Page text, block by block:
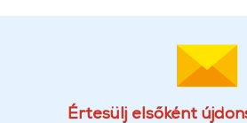
Értesülj elsőként